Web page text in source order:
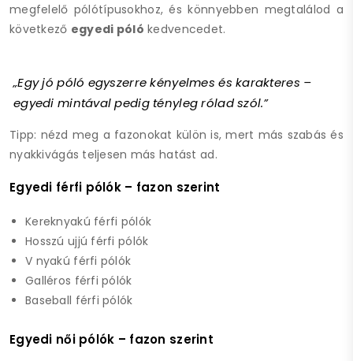
megfelelő pólótípusokhoz, és könnyebben megtalálod a
következő egyedi póló kedvencedet.
„Egy jó póló egyszerre kényelmes és karakteres –
egyedi mintával pedig tényleg rólad szól.”
Tipp: nézd meg a fazonokat külön is, mert más szabás és
nyakkivágás teljesen más hatást ad.
Egyedi férfi pólók – fazon szerint
Kereknyakú férfi pólók
Hosszú ujjú férfi pólók
V nyakú férfi pólók
Galléros férfi pólók
Baseball férfi pólók
Egyedi női pólók – fazon szerint